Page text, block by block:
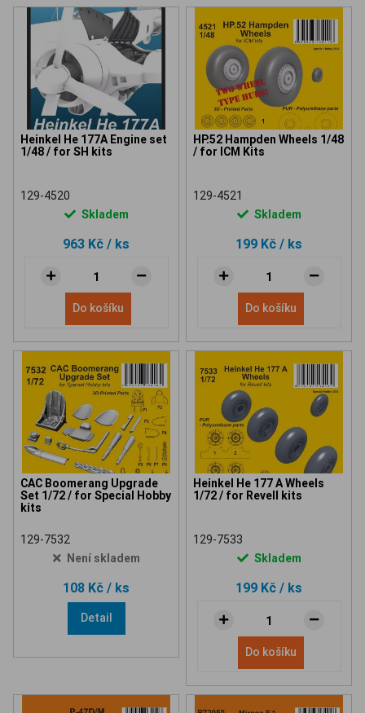
Heinkel He 177A Engine set
1/48 / for SH kits
129-4520
Skladem
963 Kč / ks
Do košíku
HP.52 Hampden Wheels 1/48
/ for ICM Kits
129-4521
Skladem
199 Kč / ks
Do košíku
CAC Boomerang Upgrade
Set 1/72 / for Special Hobby
kits
129-7532
Není skladem
108 Kč / ks
Detail
Heinkel He 177 A Wheels
1/72 / for Revell kits
129-7533
Skladem
199 Kč / ks
Do košíku